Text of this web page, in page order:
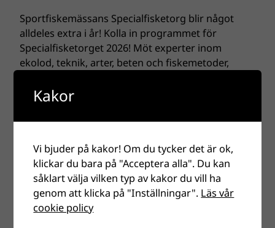
Sportfiskemässans Specialfisketorg blir något
alldeles extra i år! Kolla in programmet för
Specialfisketorget 2026! Möt experter inom
ekolod, teknik, arter, beten och fiskemetoder,
ytan eller ta ditt fiske till nästa nivå finns något för
med Bo Hall, bland annat ”En…
Lubbes inför
Sportfiskemässanfilm – titta
Kakor
Vi bjuder på kakor! Om du tycker det är ok,
klickar du bara på "Acceptera alla". Du kan
såklart välja vilken typ av kakor du vill ha
genom att klicka på "Inställningar". Läs vår
cookie policy